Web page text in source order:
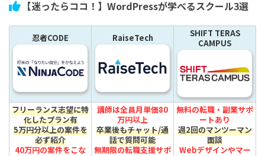
【迷ったらココ！】WordPressが学べるスクール3選
忍者CODE RaiseTech
SHIFT TERAS
CAMPUS
フリーランス志望に特
化したプラン有
5万円分以上の案件を
必ず紹介
40万円の案件をこな
講師は全員月単価80
万円以上
卒業後もチャット/通
話で質問可能
無期限の転職支援サポ
無料の転職・副業サポ
ートあり
週2回のマンツーマン
面談
Webデザインやマー